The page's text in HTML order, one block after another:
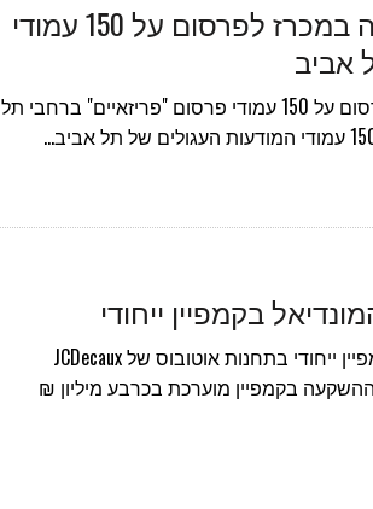
חברת המדיה JCDecaux זכתה במכרז לפרסום על 150 עמודי
אביב
חברת המדיה JCDecaux זכתה במכרז לפרסום על 150 עמודי פרסום "פריזאיים" ברחבי תל
בקמפיין ייחודי
אדידס יוצאת לכבוד חודש המונדיאל בקמפיין ייחודי בתחנות אוטובוס של JCDecaux
בקמפיין מוערכת בכרבע מיליון ₪